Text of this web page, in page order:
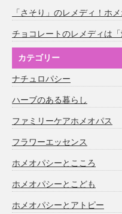
「さそり」のレメディ！ホ
チョコレートのレメディは「
カテゴリー
ナチュロパシー
ハーブのある暮らし
ファミリーケアホメオパス
フラワーエッセンス
ホメオパシーとこころ
ホメオパシーとこども
ホメオパシーとアトピー